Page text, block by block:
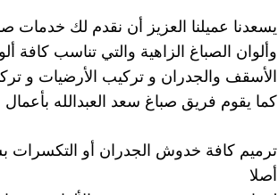
يسعدنا عميلنا العزيز أن نقدم لك خدمات
وألوان الصباغ الزاهية والتي تناسب
الأسقف والجدران و تركيب الأرضيات و
كما يقوم فريق صباغ سعد العبدالله
ترميم كافة خدوش الجدران أو التكسرات
أصلا